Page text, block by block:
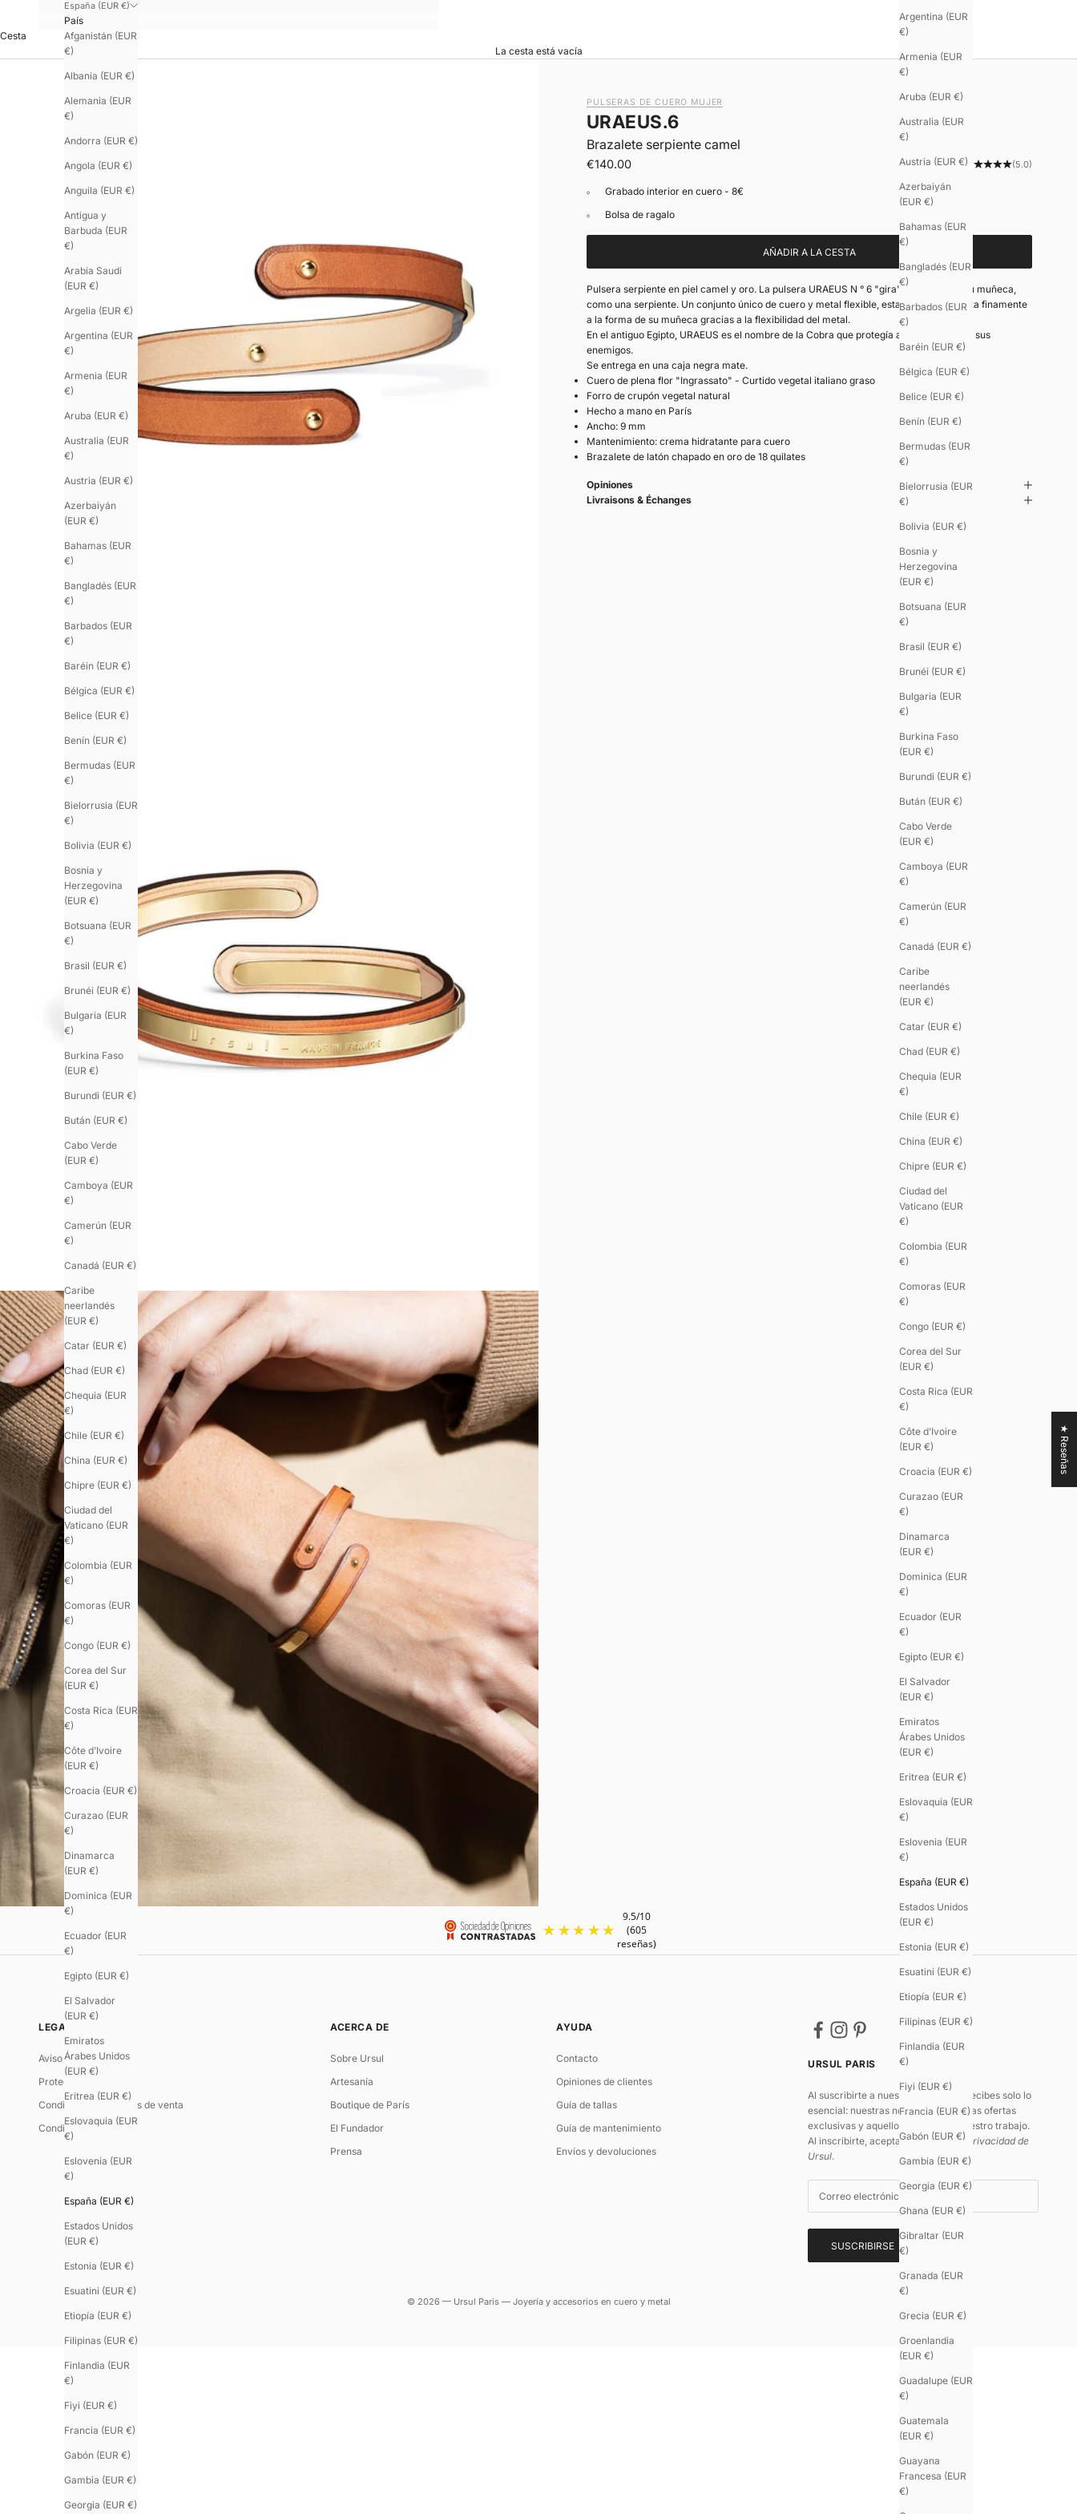
Argentina (EUR
€)
Armenia (EUR
€)
Aruba (EUR €)
Australia (EUR
€)
Austria (EUR €)
Azerbaiyán
(EUR €)
Bahamas (EUR
€)
Bangladés (EUR
€)
Barbados (EUR
€)
Baréin (EUR €)
Bélgica (EUR €)
Belice (EUR €)
Benín (EUR €)
Bermudas (EUR
€)
Bielorrusia (EUR
€)
Bolivia (EUR €)
Bosnia y
Herzegovina
(EUR €)
Botsuana (EUR
€)
Brasil (EUR €)
Brunéi (EUR €)
Bulgaria (EUR
€)
Burkina Faso
(EUR €)
Burundi (EUR €)
Bután (EUR €)
Cabo Verde
(EUR €)
Camboya (EUR
€)
Camerún (EUR
€)
Canadá (EUR €)
Caribe
neerlandés
(EUR €)
Catar (EUR €)
Chad (EUR €)
Chequia (EUR
€)
Chile (EUR €)
China (EUR €)
Chipre (EUR €)
Ciudad del
Vaticano (EUR
€)
Colombia (EUR
€)
Comoras (EUR
€)
Congo (EUR €)
Corea del Sur
(EUR €)
Costa Rica (EUR
€)
Côte d’Ivoire
(EUR €)
Croacia (EUR €)
Curazao (EUR
€)
Dinamarca
(EUR €)
Dominica (EUR
€)
Ecuador (EUR
€)
Egipto (EUR €)
El Salvador
(EUR €)
Emiratos
Árabes Unidos
(EUR €)
Eritrea (EUR €)
Eslovaquia (EUR
€)
Eslovenia (EUR
€)
España (EUR €)
Estados Unidos
(EUR €)
Estonia (EUR €)
Esuatini (EUR €)
Etiopía (EUR €)
Filipinas (EUR €)
Finlandia (EUR
€)
Fiyi (EUR €)
Francia (EUR €)
Gabón (EUR €)
Gambia (EUR €)
Georgia (EUR €)
Ghana (EUR €)
Gibraltar (EUR
€)
Granada (EUR
€)
Grecia (EUR €)
Groenlandia
(EUR €)
Guadalupe (EUR
€)
Guatemala
(EUR €)
Guayana
Francesa (EUR
€)
España (EUR €)
País
Afganistán (EUR
€)
Albania (EUR €)
Alemania (EUR
€)
Andorra (EUR €)
Angola (EUR €)
Anguila (EUR €)
Antigua y
Barbuda (EUR
€)
Arabia Saudí
(EUR €)
Argelia (EUR €)
Argentina (EUR
€)
Armenia (EUR
€)
Aruba (EUR €)
Australia (EUR
€)
Austria (EUR €)
Azerbaiyán
(EUR €)
Bahamas (EUR
€)
Bangladés (EUR
€)
Barbados (EUR
€)
Baréin (EUR €)
Bélgica (EUR €)
Belice (EUR €)
Benín (EUR €)
Bermudas (EUR
€)
Bielorrusia (EUR
€)
Bolivia (EUR €)
Bosnia y
Herzegovina
(EUR €)
Botsuana (EUR
€)
Brasil (EUR €)
Brunéi (EUR €)
Bulgaria (EUR
€)
Burkina Faso
(EUR €)
Burundi (EUR €)
Bután (EUR €)
Cabo Verde
(EUR €)
Camboya (EUR
€)
Camerún (EUR
€)
Canadá (EUR €)
Caribe
neerlandés
(EUR €)
Catar (EUR €)
Chad (EUR €)
Chequia (EUR
€)
Chile (EUR €)
China (EUR €)
Chipre (EUR €)
Ciudad del
Vaticano (EUR
€)
Colombia (EUR
€)
Comoras (EUR
€)
Congo (EUR €)
Corea del Sur
(EUR €)
Costa Rica (EUR
€)
Côte d’Ivoire
(EUR €)
Croacia (EUR €)
Curazao (EUR
€)
Dinamarca
(EUR €)
Dominica (EUR
€)
Ecuador (EUR
€)
Egipto (EUR €)
El Salvador
(EUR €)
Emiratos
Árabes Unidos
(EUR €)
Eritrea (EUR €)
Eslovaquia (EUR
€)
Eslovenia (EUR
€)
España (EUR €)
Estados Unidos
(EUR €)
Estonia (EUR €)
Esuatini (EUR €)
Etiopía (EUR €)
Filipinas (EUR €)
Finlandia (EUR
€)
Fiyi (EUR €)
Francia (EUR €)
Gabón (EUR €)
Gambia (EUR €)
Georgia (EUR €)
Cesta
La cesta está vacía
PULSERAS DE CUERO MUJER
Brazalete serpiente camel
|
URAEUS.6
Precio de oferta
€140.00 (5.0)
Grabado interior en cuero - 8€
Bolsa de ragalo
AÑADIR A LA CESTA
Pulsera serpiente en piel camel y oro. La pulsera URAEUS N ° 6 "gira" alrededor de su muñeca,
como una serpiente. Un conjunto único de cuero y metal flexible, esta pulsera se ajusta finamente
a la forma de su muñeca gracias a la flexibilidad del metal.
En el antiguo Egipto, URAEUS es el nombre de la Cobra que protegía a los faraones de sus
enemigos.
Se entrega en una caja negra mate.
Cuero de plena flor "Ingrassato" - Curtido vegetal italiano graso
Forro de crupón vegetal natural
Hecho a mano en París
Ancho: 9 mm
Mantenimiento: crema hidratante para cuero
Brazalete de latón chapado en oro de 18 quilates
Opiniones
Livraisons & Échanges
LEGAL
Aviso legal
Protección de datos
Condiciones generales de venta
Condiciones de uso
ACERCA DE
Sobre Ursul
Artesanía
Boutique de París
El Fundador
Prensa
AYUDA
Contacto
Opiniones de clientes
Guía de tallas
Guía de mantenimiento
Envíos y devoluciones
URSUL PARIS
Al suscribirte a nuestra newsletter, recibes solo lo
esencial: nuestras novedades, algunas ofertas
exclusivas y aquello que impulsa nuestro trabajo.
Al inscribirte, aceptasla política de privacidad de
Ursul.
SUSCRIBIRSE
© 2026 — Ursul Paris — Joyería y accesorios en cuero y metal
★ Reseñas